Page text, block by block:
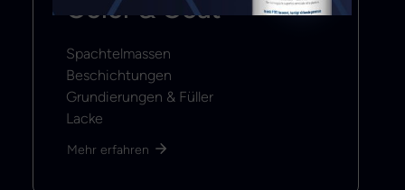
Color & Coat
Spachtelmassen
Beschichtungen
Grundierungen & Füller
Lacke
Mehr erfahren